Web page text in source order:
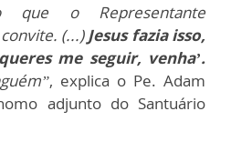
que o Representante
(...)Jesus fazia isso,
me seguir, venha’.
, explica o Pe. Adam
adjunto do Santuário